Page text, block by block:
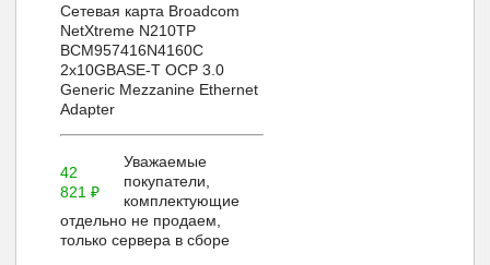
Сетевая карта Broadcom
NetXtreme N210TP
BCM957416N4160C
2x10GBASE-T OCP 3.0
Generic Mezzanine Ethernet
Adapter
42
821₽
Уважаемые
покупатели,
комплектующие
отдельно не продаем,
только сервера в сборе